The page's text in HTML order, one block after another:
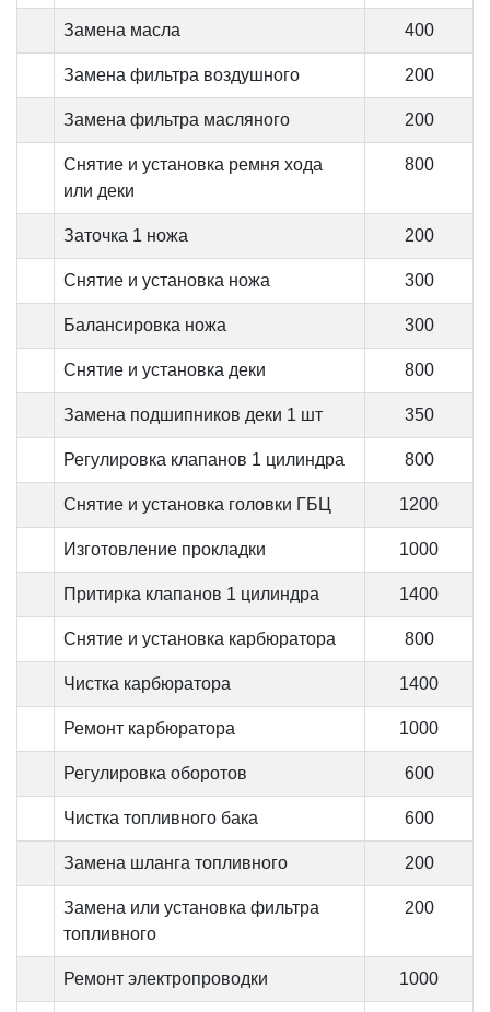
Замена масла 400
Замена фильтра воздушного 200
Замена фильтра масляного 200
Снятие и установка ремня хода
или деки
800
Заточка 1 ножа 200
Снятие и установка ножа 300
Балансировка ножа 300
Снятие и установка деки 800
Замена подшипников деки 1 шт 350
Регулировка клапанов 1 цилиндра 800
Снятие и установка головки ГБЦ 1200
Изготовление прокладки 1000
Притирка клапанов 1 цилиндра 1400
Снятие и установка карбюратора 800
Чистка карбюратора 1400
Ремонт карбюратора 1000
Регулировка оборотов 600
Чистка топливного бака 600
Замена шланга топливного 200
Замена или установка фильтра
топливного
200
Ремонт электропроводки 1000